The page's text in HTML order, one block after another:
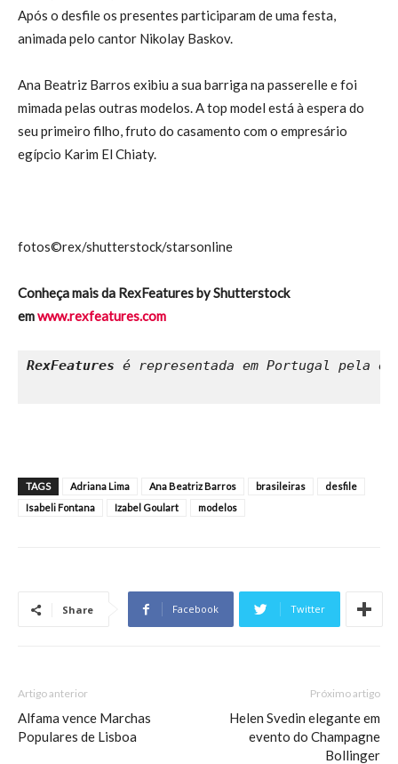
Após o desfile os presentes participaram de uma festa,
animada pelo cantor Nikolay Baskov.
Ana Beatriz Barros exibiu a sua barriga na passerelle e foi
mimada pelas outras modelos. A top model está à espera do
seu primeiro filho, fruto do casamento com o empresário
egípcio Karim El Chiaty.
fotos©rex/shutterstock/starsonline
Conheça mais da RexFeatures by Shutterstock
emwww.rexfeatures.com
RexFeatures é representada em Portugal pela
TAGS Adriana Lima Ana Beatriz Barros brasileiras
desfile
Isabeli Fontana
Izabel Goulart modelos
Share Facebook Twitter
Artigo anterior
Alfama vence Marchas
Populares de Lisboa
Próximo artigo
Helen Svedin elegante em
evento do Champagne
Bollinger